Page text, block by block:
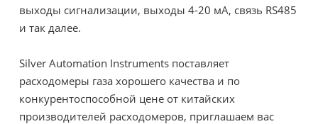
выходы сигнализации, выходы 4-20 мА, связь RS485
и так далее.
Silver Automation Instruments поставляет
расходомеры газа хорошего качества и по
конкурентоспособной цене от китайских
производителей расходомеров, приглашаем вас